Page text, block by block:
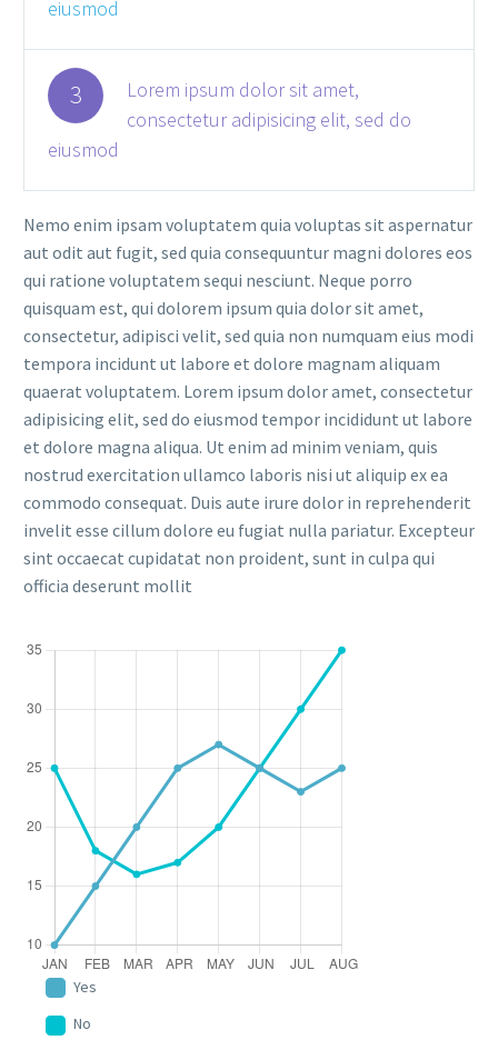
eiusmod
3
Lorem ipsum dolor sit amet,
consectetur adipisicing elit, sed do
eiusmod
Nemo enim ipsam voluptatem quia voluptas sit aspernatur
aut odit aut fugit, sed quia consequuntur magni dolores eos
qui ratione voluptatem sequi nesciunt. Neque porro
quisquam est, qui dolorem ipsum quia dolor sit amet,
consectetur, adipisci velit, sed quia non numquam eius modi
tempora incidunt ut labore et dolore magnam aliquam
quaerat voluptatem. Lorem ipsum dolor amet, consectetur
adipisicing elit, sed do eiusmod tempor incididunt ut labore
et dolore magna aliqua. Ut enim ad minim veniam, quis
nostrud exercitation ullamco laboris nisi ut aliquip ex ea
commodo consequat. Duis aute irure dolor in reprehenderit
invelit esse cillum dolore eu fugiat nulla pariatur. Excepteur
sint occaecat cupidatat non proident, sunt in culpa qui
officia deserunt mollit
Yes
No